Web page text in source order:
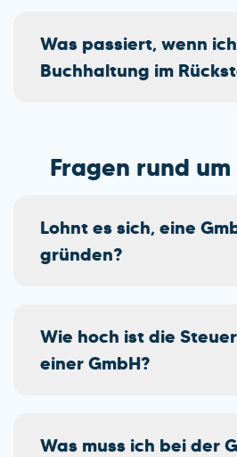
Was passiert, wenn
Buchhaltung im
Fragen rund
Lohnt es sich, eine
gründen?
Wie hoch ist die
einer GmbH?
Was muss ich bei der